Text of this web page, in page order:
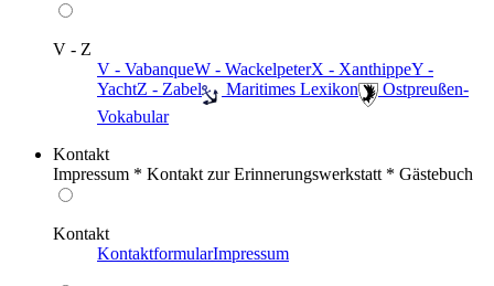
V - Z
V - VabanqueW - WackelpeterX - XanthippeY -
YachtZ - Zabel ️ Maritimes Lexikon
️ Ostpreußen-
Vokabular
Kontakt
Impressum * Kontakt zur Erinnerungswerkstatt * Gästebuch
Kontakt
KontaktformularImpressum